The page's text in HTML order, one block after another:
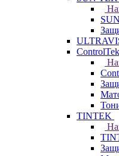
ControlTek
TINTEK